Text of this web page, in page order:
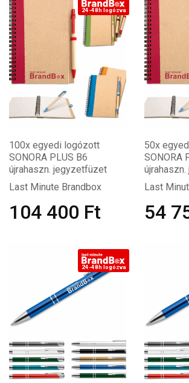
24-48h logózva
100x egyedi logózott
SONORA PLUS B6
újrahaszn. jegyzetfüzet
Last Minute Brandbox
104 400 Ft
50x
SONORA
Last
54
24-48h logózva